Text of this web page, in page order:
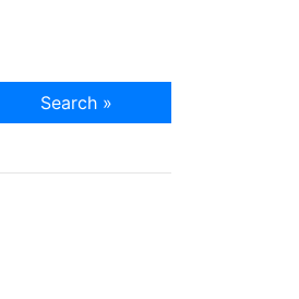
Search »